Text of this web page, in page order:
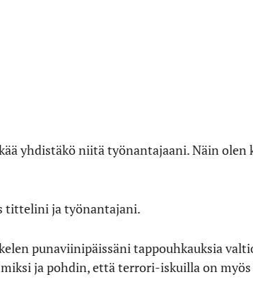
yhdistäkö niitä työnantajaani. Näin
tittelini ja työnantajani.
punaviinipäissäni tappouhkauksia
ja pohdin, että terrori-iskuilla on